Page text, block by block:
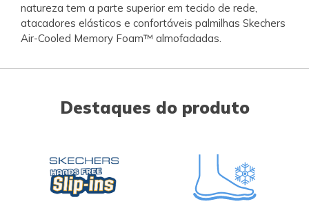
natureza tem a parte superior em tecido de rede,
atacadores elásticos e confortáveis palmilhas Skechers
Air-Cooled Memory Foam™ almofadadas.
Destaques do produto